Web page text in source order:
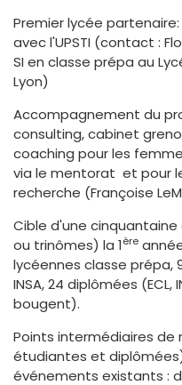
Premier lycée partenaire:
avec l'UPSTI (contact :
SI en classe prépa au
Lyon)
Accompagnement du
consulting, cabinet
coaching pour les
via le mentorat et pour
recherche (Françoise
Cible d'une
ou trinômes) la 1ère
lycéennes classe prépa,
INSA, 24 diplômées (ECL,
bougent).
Points intermédiaires de
étudiantes et
événements existants :